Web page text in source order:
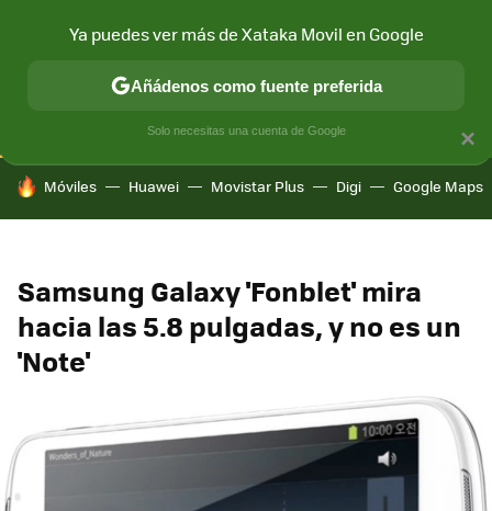
CONECTIVIDAD MÓVIL Y SOCIEDAD APLICACIONES
HOY SE HABLA DE
Móviles Huawei Movistar Plus Digi Google Maps
Samsung Galaxy 'Fonblet' mira
hacia las 5.8 pulgadas, y no es un
'Note'
×
Ya puedes ver más de Xataka Movil en Google
Añádenos como fuente preferida
Solo necesitas una cuenta de Google